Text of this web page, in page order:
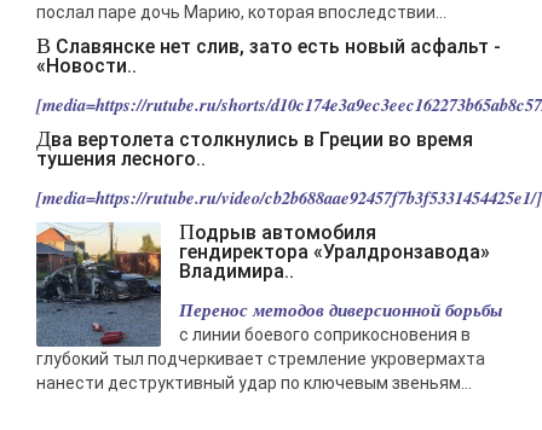
послал паре дочь Марию, которая впоследствии...
В Славянске нет слив, зато есть новый асфальт -
«Новости..
[media=https://rutube.ru/shorts/
Два вертолета столкнулись в Греции во время
тушения лесного..
[media=https://rutube.ru/video/
Подрыв автомобиля
гендиректора «Уралдронзавода»
Владимира..
Перенос методов диверсионной борьбы
с линии боевого соприкосновения в
глубокий тыл подчеркивает стремление укровермахта
нанести деструктивный удар по ключевым звеньям...